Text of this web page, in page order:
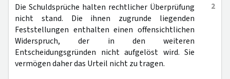
2
Die Schuldsprüche halten rechtlicher Überprüfung
nicht stand. Die ihnen zugrunde liegenden
Feststellungen enthalten einen offensichtlichen
Widerspruch, der in den weiteren
Entscheidungsgründen nicht aufgelöst wird. Sie
vermögen daher das Urteil nicht zu tragen.